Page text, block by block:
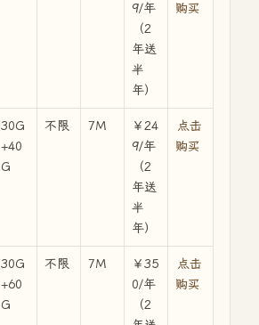
9/年
（2
年送
半
年）
购买
30G
+40
G
不限 7M
￥24
9/年
（2
年送
半
年）
点击
购买
30G
+60
G
不限 7M
￥35
0/年
（2
点击
购买